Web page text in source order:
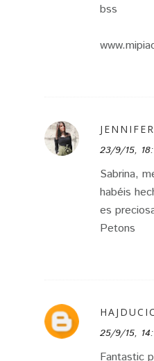
bss
23/9/15,
Sabrina,
habéis
es
Petons
25/9/15,
Fantastic